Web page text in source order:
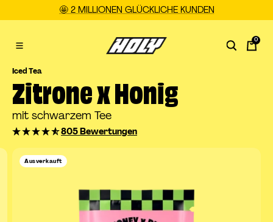
🤩 2 MILLIONEN GLÜCKLICHE KUNDEN
Navigation
HOLY
DE
0
Iced Tea
Zitrone x Honig
mit schwarzem Tee
805 Bewertungen
Ausverkauft